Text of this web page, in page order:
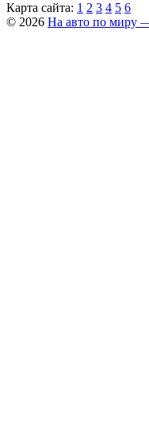
Карта сайта: 1 2 3 4 5 6
© 2026 На авто по миру